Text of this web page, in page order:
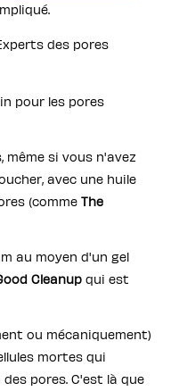
des pores
pour les pores
même si vous n'avez
avec une huile
(comme The
au moyen d'un gel
Cleanup qui est
ou mécaniquement)
mortes qui
pores. C'est là que